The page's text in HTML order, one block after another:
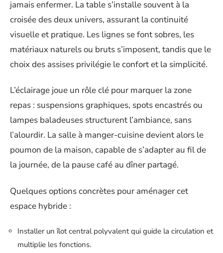
jamais enfermer. La table s’installe souvent à la
croisée des deux univers, assurant la continuité
visuelle et pratique. Les lignes se font sobres, les
matériaux naturels ou bruts s’imposent, tandis que le
choix des assises privilégie le confort et la simplicité.
L’éclairage joue un rôle clé pour marquer la zone
repas : suspensions graphiques, spots encastrés ou
lampes baladeuses structurent l’ambiance, sans
l’alourdir. La salle à manger-cuisine devient alors le
poumon de la maison, capable de s’adapter au fil de
la journée, de la pause café au dîner partagé.
Quelques options concrètes pour aménager cet
espace hybride :
Installer un îlot central polyvalent qui guide la circulation et
multiplie les fonctions.